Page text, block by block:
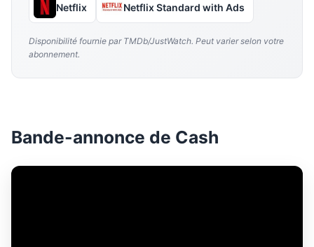
Netflix Netflix Standard with Ads
Disponibilité fournie par TMDb/JustWatch. Peut varier selon votre
abonnement.
Bande-annonce de Cash